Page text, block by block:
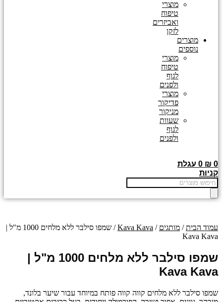
מוצרי
טיפוח
ואביזרים
לזקן
מוצרים
נוספים
מוצרי
טיפוח
לגוף
ולפנים
מוצרי
פדיקור
מניקור
שעוות
לגוף
ולפנים
₪ 0
0 עגלת
קניות
Products
search
עמוד הבית/ מותגים /
Kava Kava
/ שמפו סילבר ללא מלחים 1000 מ"ל |
Kava Kava
שמפו סילבר ללא מלחים 1000 מ"ל |
Kava Kava
שמפו סילבר ללא מלחים קווה קווה פותח במיוחד עבור שיער בלונד,